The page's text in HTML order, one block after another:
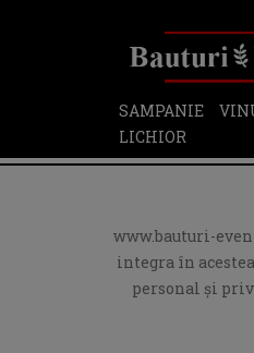
SAMPANIE
LICHIOR
www.bauturi-
integra în
personal și